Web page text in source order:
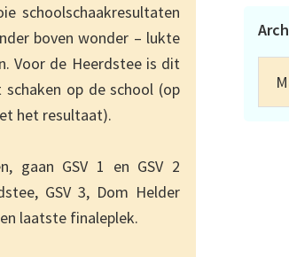
schoolschaakresultaten
boven wonder – lukte
Voor de Heerdstee is dit
op de school (op
het resultaat).
gaan GSV 1 en GSV 2
GSV 3, Dom Helder
laatste finaleplek.